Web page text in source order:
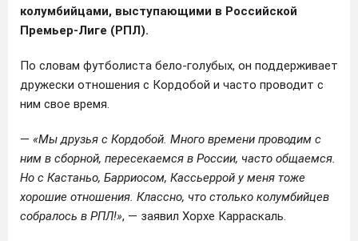
колумбийцами, выступающими в Российской
Премьер-Лиге (РПЛ).
По словам футболиста бело-голубых, он поддерживает
дружески отношения с Кордобой и часто проводит с
ним свое время.
— «Мы друзья с Кордобой. Много времени проводим с
ним в сборной, пересекаемся в России, часто общаемся.
Но с Кастаньо, Барриосом, Кассьеррой у меня тоже
хорошие отношения. Классно, что столько колумбийцев
собралось в РПЛ!», — заявил Хорхе Карраскаль.